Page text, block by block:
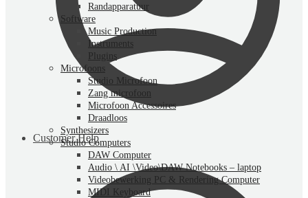
Customer Help
Randapparatuur
Software
Music Production
Instruments
Plugins
Microfoons
Studio Microfoon
Zang microfoon
Microfoon Accessoires
Draadloos
Synthesizers
Studio Computers
DAW Computer
Audio \ AI \Video\DAW Notebooks – laptop
Videobewerking PC & Rendering Computer
MIDI Keyboard